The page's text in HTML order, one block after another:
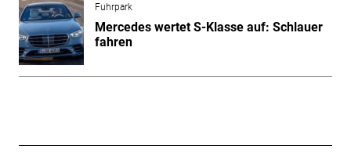
Fuhrpark
Mercedes wertet S-Klasse auf: Schlauer
fahren